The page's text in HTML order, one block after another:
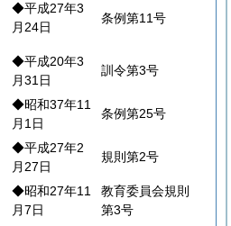
◆平成27年3
月24日
条例第11号
◆平成20年3
月31日
訓令第3号
◆昭和37年11
月1日
条例第25号
◆平成27年2
月27日
規則第2号
◆昭和27年11
月7日
教育委員会規則
第3号